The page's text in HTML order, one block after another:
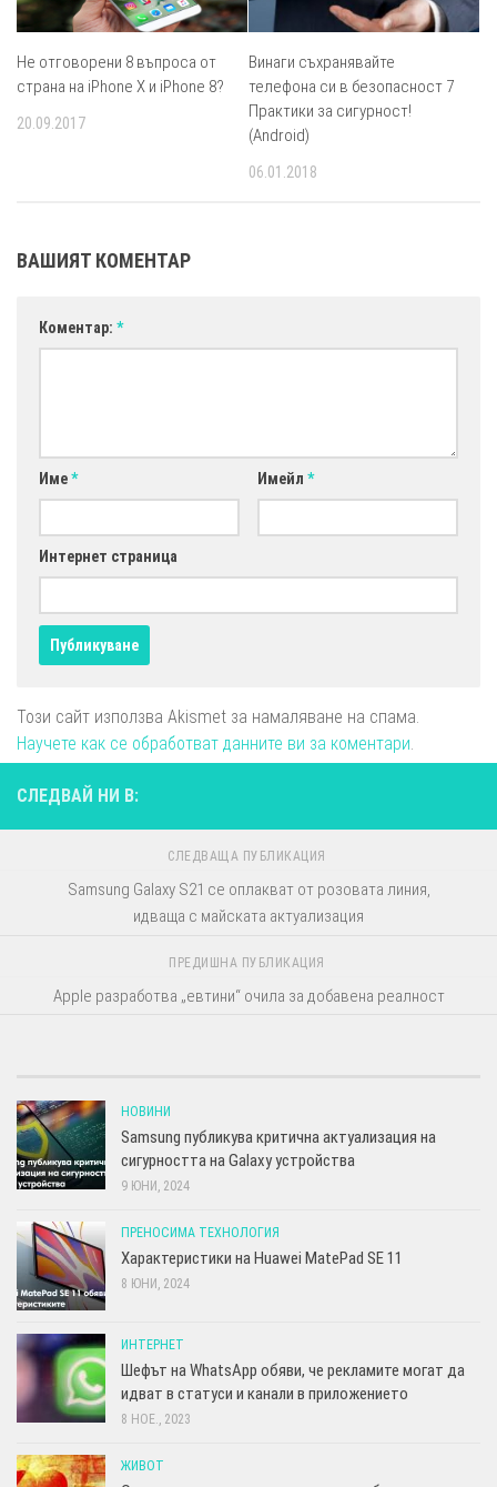
Не отговорени 8 въпроса от
страна на iPhone X и iPhone 8?
20.09.2017
Винаги съхранявайте
телефона си в безопасност 7
Практики за сигурност!
(Android)
06.01.2018
ВАШИЯТ КОМЕНТАР
Коментар: *
Име* Имейл *
Интернет страница
Този сайт използва Akismet за намаляване на спама.
Научете как се обработват данните ви за коментари.
СЛЕДВАЙ НИ В:
СЛЕДВАЩА ПУБЛИКАЦИЯ
Samsung Galaxy S21 се оплакват от розовата линия,
идваща с майската актуализация
ПРЕДИШНА ПУБЛИКАЦИЯ
Apple разработва „евтини“ очила за добавена реалност
НОВИНИ
Samsung публикува критична актуализация на
сигурността на Galaxy устройства
9 ЮНИ, 2024
ПРЕНОСИМА ТЕХНОЛОГИЯ
Характеристики на Huawei MatePad SE 11
8 ЮНИ, 2024
ИНТЕРНЕТ
Шефът на WhatsApp обяви, че рекламите могат да
идват в статуси и канали в приложението
8 НОЕ., 2023
ЖИВОТ